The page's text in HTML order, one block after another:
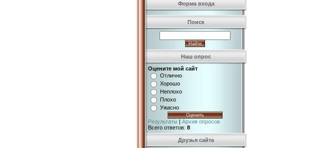
Форма входа
Поиск
Наш опрос
Оцените мой сайт
Отлично
Хорошо
Неплохо
Плохо
Ужасно
Результаты | Архив опросов
Всего ответов: 8
Друзья сайта